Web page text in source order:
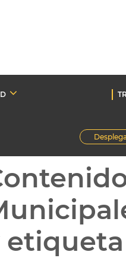
etiqueta